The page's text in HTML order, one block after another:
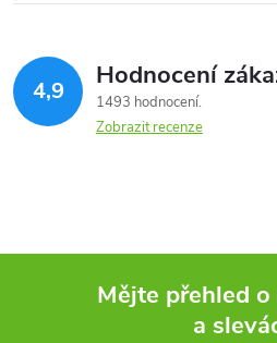
4,9 Hodnocení
1493 hodnocení
Zobrazit recenze
Mějte přehled
a